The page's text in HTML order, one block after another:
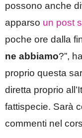
possono anche
apparso un post
poche ore dalla
ne abbiamo?”,
proprio questa
diretta proprio
fattispecie. Sarà
commenti nel